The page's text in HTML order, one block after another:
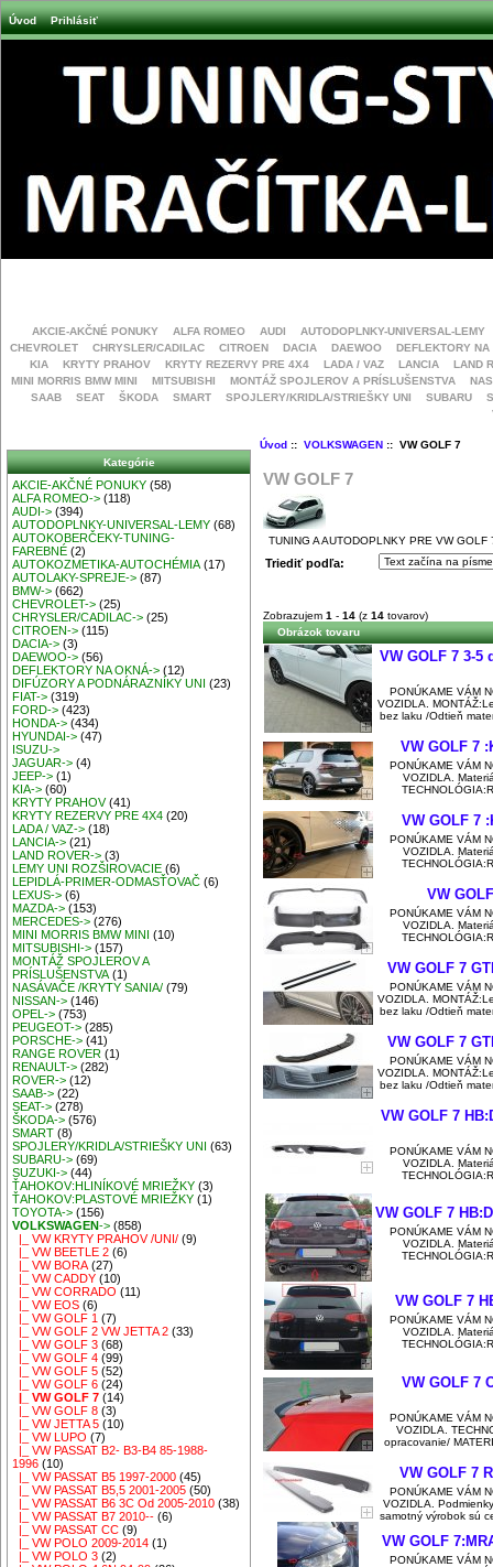
Úvod Prihlásiť
AKCIE-AKČNÉ PONUKY ALFA ROMEO AUDI
AUTODOPLNKY-UNIVERSAL-LEMY
CHEVROLET
CHRYSLER/CADILAC CITROEN DACIA DAEWOO
DEFLEKTORY NA
KIA
KRYTY PRAHOV KRYTY REZERVY PRE 4X4 LADA / VAZ LANCIA
LAND
MINI MORRIS BMW MINI
MITSUBISHI MONTÁŽ SPOJLEROV A PRÍSLUŠENSTVA
SAAB
SEAT ŠKODA SMART SPOJLERY/KRIDLA/STRIEŠKY UNI SUBARU
Kategórie
AKCIE-AKČNÉ PONUKY (58)
ALFA ROMEO-> (118)
AUDI-> (394)
AUTODOPLNKY-UNIVERSAL-LEMY (68)
AUTOKOBERČEKY-TUNING-
FAREBNÉ (2)
AUTOKOZMETIKA-AUTOCHÉMIA (17)
AUTOLAKY-SPREJE-> (87)
BMW-> (662)
CHEVROLET-> (25)
CHRYSLER/CADILAC-> (25)
CITROEN-> (115)
DACIA-> (3)
DAEWOO-> (56)
DEFLEKTORY NA OKNÁ-> (12)
DIFÚZORY A PODNÁRAZNÍKY UNI
(23)
FIAT-> (319)
FORD-> (423)
HONDA-> (434)
HYUNDAI-> (47)
ISUZU->
JAGUAR-> (4)
JEEP-> (1)
KIA-> (60)
KRYTY PRAHOV(41)
KRYTY REZERVY PRE 4X4 (20)
LADA / VAZ-> (18)
LANCIA-> (21)
LAND ROVER-> (3)
LEMY UNI ROZŠIROVACIE (6)
LEPIDLÁ-PRIMER-ODMASŤOVAČ (6)
LEXUS-> (6)
MAZDA-> (153)
MERCEDES-> (276)
MINI MORRIS BMW MINI
(10)
MITSUBISHI-> (157)
MONTÁŽ SPOJLEROV A
PRÍSLUŠENSTVA (1)
NASÁVAČE /KRYTY SANIA/ (79)
NISSAN-> (146)
OPEL-> (753)
PEUGEOT-> (285)
PORSCHE-> (41)
RANGE ROVER (1)
RENAULT-> (282)
ROVER-> (12)
SAAB-> (22)
SEAT-> (278)
ŠKODA-> (576)
SMART (8)
SPOJLERY/KRIDLA/STRIEŠKY UNI
(63)
SUBARU-> (69)
SUZUKI-> (44)
ŤAHOKOV:HLINÍKOVÉ MRIEŽKY (3)
ŤAHOKOV:PLASTOVÉ MRIEŽKY (1)
TOYOTA-> (156)
VOLKSWAGEN-> (858)
|_ VW KRYTY PRAHOV /UNI/ (9)
|_ VW BEETLE 2 (6)
|_ VW BORA (27)
|_ VW CADDY (10)
|_ VW CORRADO (11)
|_ VW EOS (6)
|_ VW GOLF 1 (7)
|_ VW GOLF 2 VW JETTA 2 (33)
|_ VW GOLF 3 (68)
|_ VW GOLF 4 (99)
|_ VW GOLF 5 (52)
|_ VW GOLF 6 (24)
|_ VW GOLF 7 (14)
|_ VW GOLF 8 (3)
|_ VW JETTA 5 (10)
|_ VW LUPO (7)
|_ VW PASSAT B2- B3-B4 85-1988-
1996 (10)
|_ VW PASSAT B5 1997-2000 (45)
|_ VW PASSAT B5,5 2001-2005 (50)
|_ VW PASSAT B6 3C Od 2005-2010 (38)
|_ VW PASSAT B7 2010-- (6)
|_ VW PASSAT CC (9)
|_ VW POLO 2009-2014 (1)
|_ VW POLO 3 (2)
Úvod:: VOLKSWAGEN:: VW GOLF 7
VW GOLF 7
TUNING A AUTODOPLNKY PRE VW GOLF
Triediť podľa:
Zobrazujem 1 - 14 (z 14 tovarov)
Obrázok tovaru
VW GOLF 7 3-5
PONÚKAME VÁM
VOZIDLA.
bez laku /Odtieň
VW GOLF 7
PONÚKAME VÁM
VOZIDLA.
VW GOLF 7
PONÚKAME VÁM
VOZIDLA.
VW
PONÚKAME VÁM
VOZIDLA.
VW GOLF 7
PONÚKAME VÁM
VOZIDLA.
bez laku /Odtieň
VW GOLF 7
PONÚKAME VÁM
VOZIDLA.
bez laku /Odtieň
VW GOLF 7
PONÚKAME VÁM
VOZIDLA.
VW GOLF 7
PONÚKAME VÁM
VOZIDLA.
VW GOLF 7
PONÚKAME VÁM
VOZIDLA.
VW GOLF 7
PONÚKAME VÁM
VOZIDLA.
opracovanie/
VW GOLF 7
PONÚKAME VÁM
VOZIDLA.
samotný výrobok sú
VW GOLF
PONÚKAME VÁM